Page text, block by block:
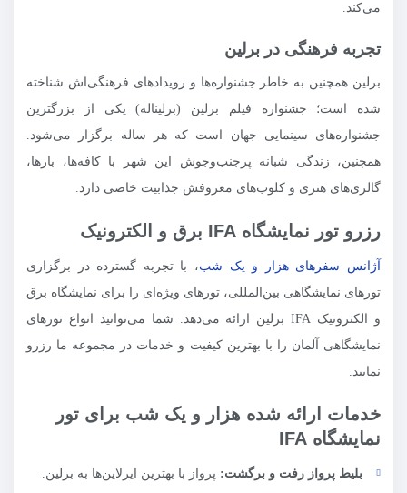
می‌کند.
تجربه فرهنگی در برلین
برلین همچنین به خاطر جشنواره‌ها و رویدادهای فرهنگی‌اش شناخته
شده است؛ جشنواره فیلم برلین (برلیناله) یکی از بزرگترین
جشنواره‌های سینمایی جهان است که هر ساله برگزار می‌شود.
همچنین، زندگی شبانه پرجنب‌وجوش این شهر با کافه‌ها، بارها،
گالری‌های هنری و کلوب‌های معروفش جذابیت خاصی دارد.
رزرو تور نمایشگاه IFA برق و الکترونیک
آژانس سفرهای هزار و یک شب، با تجربه گسترده در برگزاری
تورهای نمایشگاهی بین‌المللی، تورهای ویژه‌ای را برای نمایشگاه برق
و الکترونیک IFA برلین ارائه می‌دهد. شما می‌توانید انواع تورهای
نمایشگاهی آلمان را با بهترین کیفیت و خدمات در مجموعه ما رزرو
نمایید.
خدمات ارائه شده هزار و یک شب برای تور
نمایشگاه IFA
بلیط پرواز رفت و برگشت: پرواز با بهترین ایرلاین‌ها به برلین.